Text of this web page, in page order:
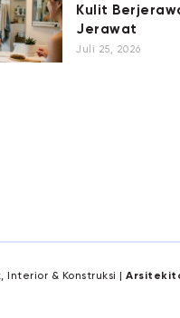
Kulit
Jerawat
Juli 25, 2026
Interior & Konstruksi |